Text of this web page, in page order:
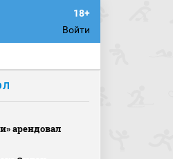
Войти
арендовал